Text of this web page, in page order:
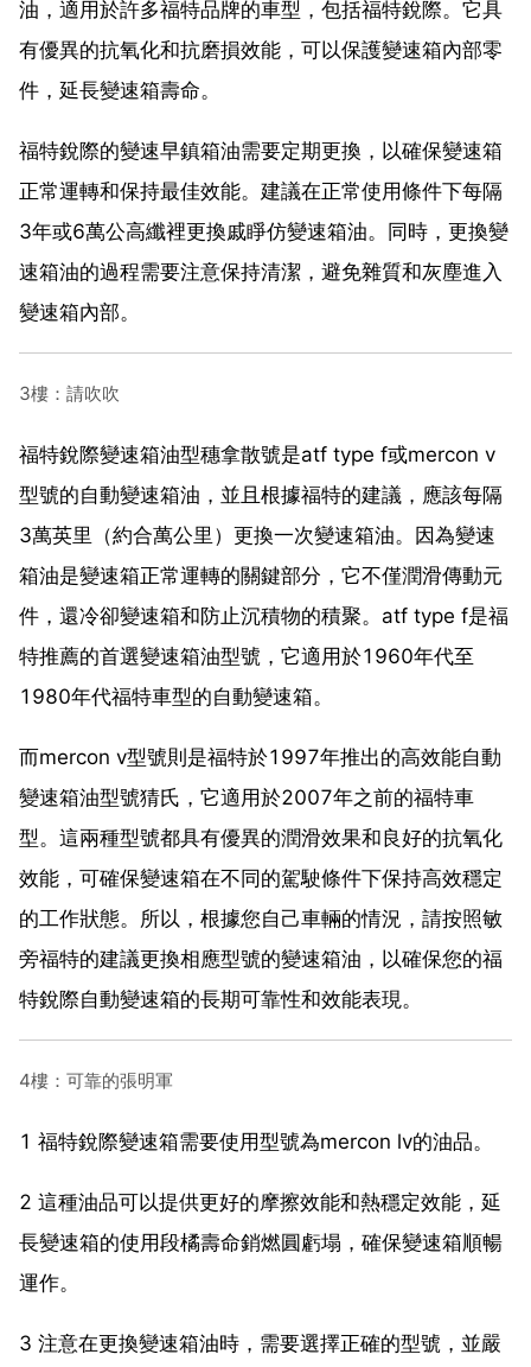
油，適用於許多福特品牌的車型，包括福特銳際。它具
有優異的抗氧化和抗磨損效能，可以保護變速箱內部零
件，延長變速箱壽命。
福特銳際的變速早鎮箱油需要定期更換，以確保變速箱
正常運轉和保持最佳效能。建議在正常使用條件下每隔
3年或6萬公高纖裡更換戚睜仿變速箱油。同時，更換變
速箱油的過程需要注意保持清潔，避免雜質和灰塵進入
變速箱內部。
3樓：請吹吹
福特銳際變速箱油型穗拿散號是atf type f或mercon v
型號的自動變速箱油，並且根據福特的建議，應該每隔
3萬英里（約合萬公里）更換一次變速箱油。因為變速
箱油是變速箱正常運轉的關鍵部分，它不僅潤滑傳動元
件，還冷卻變速箱和防止沉積物的積聚。atf type f是福
特推薦的首選變速箱油型號，它適用於1960年代至
1980年代福特車型的自動變速箱。
而mercon v型號則是福特於1997年推出的高效能自動
變速箱油型號猜氏，它適用於2007年之前的福特車
型。這兩種型號都具有優異的潤滑效果和良好的抗氧化
效能，可確保變速箱在不同的駕駛條件下保持高效穩定
的工作狀態。所以，根據您自己車輛的情況，請按照敏
旁福特的建議更換相應型號的變速箱油，以確保您的福
特銳際自動變速箱的長期可靠性和效能表現。
4樓：可靠的張明軍
1 福特銳際變速箱需要使用型號為mercon lv的油品。
2 這種油品可以提供更好的摩擦效能和熱穩定效能，延
長變速箱的使用段橘壽命銷燃圓虧塌，確保變速箱順暢
運作。
3 注意在更換變速箱油時，需要選擇正確的型號，並嚴